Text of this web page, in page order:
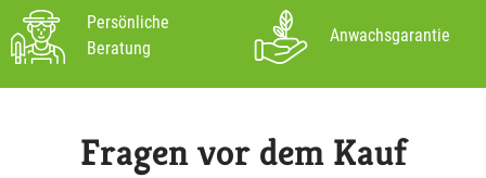
Persönliche
Beratung
Anwachsgarantie
Fragen vor dem Kauf